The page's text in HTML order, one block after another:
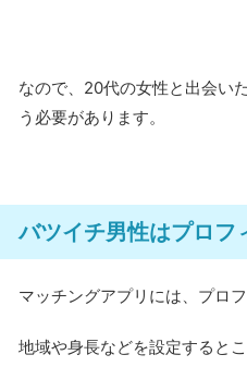
なので、20代の女性と出会い
う必要があります。
バツイチ男性はプロフ
マッチングアプリには、プロ
地域や身長などを設定すると